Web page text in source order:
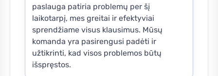
paslauga patiria problemų per šį
laikotarpį, mes greitai ir efektyviai
sprendžiame visus klausimus. Mūsų
komanda yra pasirengusi padėti ir
užtikrinti, kad visos problemos būtų
išspręstos.